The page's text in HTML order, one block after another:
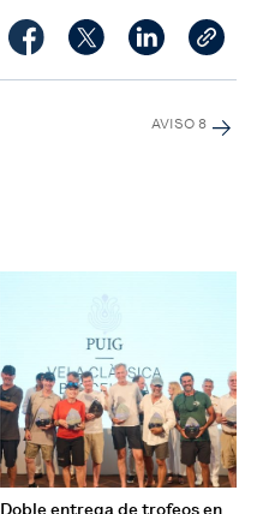
AVISO 8
Doble entrega de trofeos en